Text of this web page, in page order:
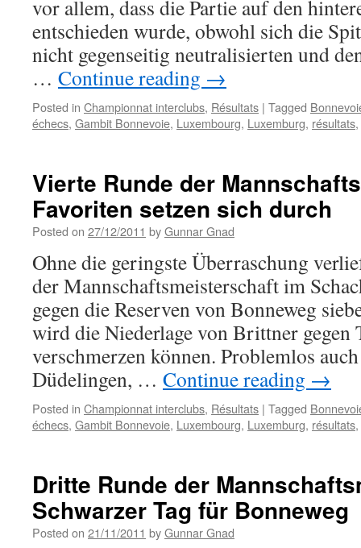
vor allem, dass die Partie auf den
entschieden wurde, obwohl sich die
nicht gegenseitig neutralisierten und
… Continue reading →
Posted in Championnat interclubs, Résultats | Tagged
échecs, Gambit Bonnevoie, Luxembourg, Luxemburg, résultats,
Vierte Runde der
Favoriten setzen sich durch
Posted on 27/12/2011 byGunnar Gnad
Ohne die geringste Überraschung
der Mannschaftsmeisterschaft im
gegen die Reserven von Bonneweg
wird die Niederlage von Brittner gegen
verschmerzen können. Problemlos
Düdelingen, … Continue reading →
Posted in Championnat interclubs, Résultats | Tagged
échecs, Gambit Bonnevoie, Luxembourg, Luxemburg, résultats,
Dritte Runde der
Schwarzer Tag für Bonneweg
Posted on 21/11/2011 byGunnar Gnad